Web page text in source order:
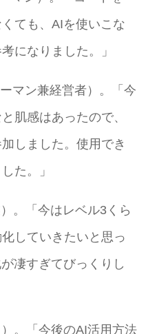
ても、AIを使いこな
になりました。」
マン兼経営者）。「今
肌感はあったので、
しました。使用でき
た。」
。「今はレベル3くら
していきたいと思っ
凄すぎてびっくりし
。「今後のAI活用方法